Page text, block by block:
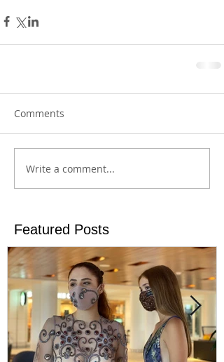
Comments
Write a comment...
Featured Posts